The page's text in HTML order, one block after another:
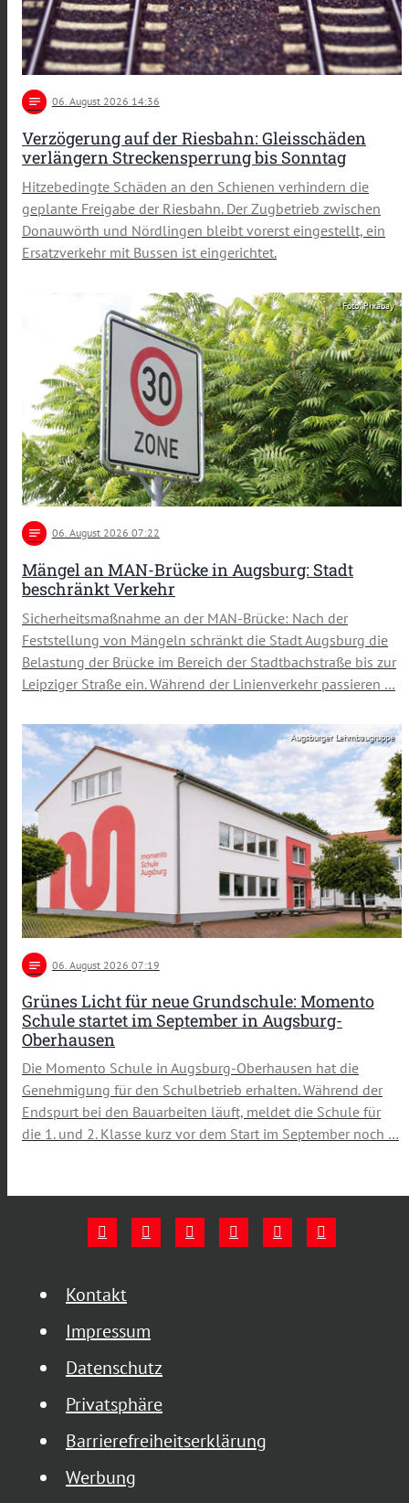
notes 06. August 2026 14:36
Verzögerung auf der Riesbahn: Gleisschäden
verlängern Streckensperrung bis Sonntag
Hitzebedingte Schäden an den Schienen verhindern die
geplante Freigabe der Riesbahn. Der Zugbetrieb zwischen
Donauwörth und Nördlingen bleibt vorerst eingestellt, ein
Ersatzverkehr mit Bussen ist eingerichtet.
Foto: Pixabay
notes 06. August 2026 07:22
Mängel an MAN-Brücke in Augsburg: Stadt
beschränkt Verkehr
Sicherheitsmaßnahme an der MAN-Brücke: Nach der
Feststellung von Mängeln schränkt die Stadt Augsburg die
Belastung der Brücke im Bereich der Stadtbachstraße bis zur
Leipziger Straße ein. Während der Linienverkehr passieren …
Augsburger Lehmbaugruppe
notes 06 . August 2026 07:19
Grünes Licht für neue Grundschule: Momento
Schule startet im September in Augsburg-
Oberhausen
Die Momento Schule in Augsburg-Oberhausen hat die
Genehmigung für den Schulbetrieb erhalten. Während der
Endspurt bei den Bauarbeiten läuft, meldet die Schule für
die 1. und 2. Klasse kurz vor dem Start im September noch …
Kontakt
Impressum
Datenschutz
Privatsphäre
Barrierefreiheitserklärung
Werbung